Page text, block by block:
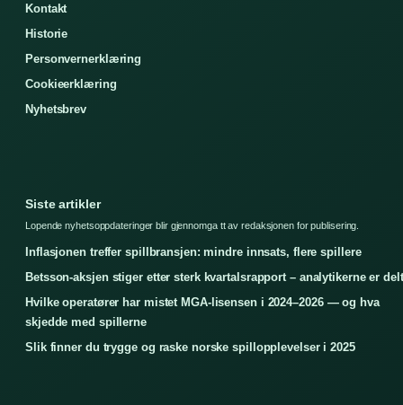
Kontakt
Historie
Personvernerklæring
Cookieerklæring
Nyhetsbrev
Siste artikler
Lopende nyhetsoppdateringer blir gjennomga tt av redaksjonen for publisering.
Inflasjonen treffer spillbransjen: mindre innsats, flere spillere
Betsson-aksjen stiger etter sterk kvartalsrapport – analytikerne er delt
Hvilke operatører har mistet MGA-lisensen i 2024–2026 — og hva
skjedde med spillerne
Slik finner du trygge og raske norske spillopplevelser i 2025